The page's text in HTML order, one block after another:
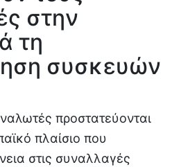
στην
τη
συσκευών
προστατεύονται
πλαίσιο που
στις συναλλαγές